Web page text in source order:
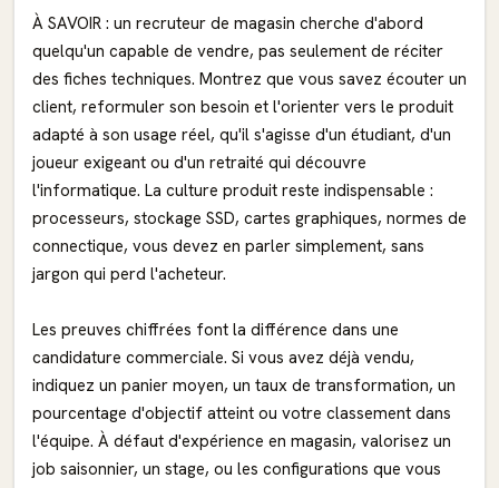
À SAVOIR : un recruteur de magasin cherche d'abord
quelqu'un capable de vendre, pas seulement de réciter
des fiches techniques. Montrez que vous savez écouter un
client, reformuler son besoin et l'orienter vers le produit
adapté à son usage réel, qu'il s'agisse d'un étudiant, d'un
joueur exigeant ou d'un retraité qui découvre
l'informatique. La culture produit reste indispensable :
processeurs, stockage SSD, cartes graphiques, normes de
connectique, vous devez en parler simplement, sans
jargon qui perd l'acheteur.
Les preuves chiffrées font la différence dans une
candidature commerciale. Si vous avez déjà vendu,
indiquez un panier moyen, un taux de transformation, un
pourcentage d'objectif atteint ou votre classement dans
l'équipe. À défaut d'expérience en magasin, valorisez un
job saisonnier, un stage, ou les configurations que vous